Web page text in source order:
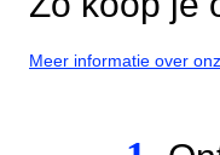
Meer informatie over